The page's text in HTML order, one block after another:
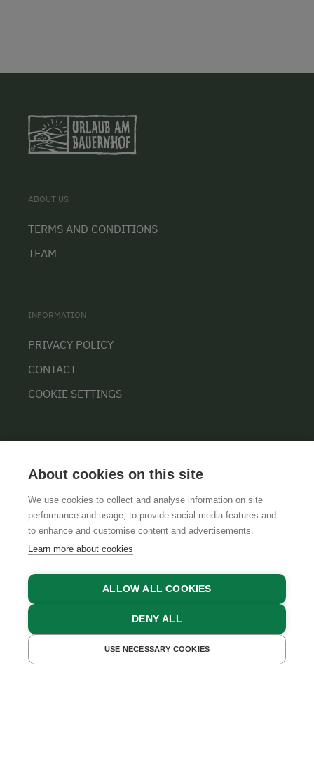
GET A QUOTE BOOK NOW
ABOUT US
TERMS AND CONDITIONS
TEAM
INFORMATION
PRIVACY POLICY
CONTACT
COOKIE SETTINGS
GTCSLEGAL NOTICEDATA PROTECTION
About cookies on this site
We use cookies to collect and analyse information on site
performance and usage, to provide social media features and
to enhance and customise content and advertisements.
Learn more about cookies
ALLOW ALL COOKIES
DENY ALL
USE NECESSARY COOKIES